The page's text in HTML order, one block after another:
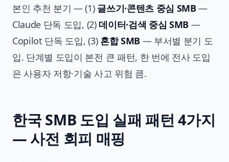
본인 추천 분기 — (1) 글쓰기·콘텐츠 중심 SMB—
Claude 단독 도입, (2) 데이터·검색 중심 SMB —
Copilot 단독 도입, (3) 혼합 SMB — 부서별 분기 도
입. 단계별 도입이 본전 큰 패턴, 한 번에 전사 도입
은 사용자 저항·기술 사고 위험 큼.
한국 SMB 도입 실패 패턴 4가지
— 사전 회피 매핑